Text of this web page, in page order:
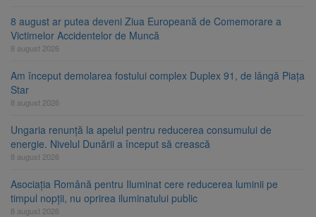
8 august ar putea deveni Ziua Europeană de Comemorare a
Victimelor Accidentelor de Muncă
8 august 2026
Am început demolarea fostului complex Duplex 91, de lângă Piața
Star
8 august 2026
Ungaria renunță la apelul pentru reducerea consumului de
energie. Nivelul Dunării a început să crească
8 august 2026
Asociația Română pentru Iluminat cere reducerea luminii pe
timpul nopții, nu oprirea iluminatului public
8 august 2026